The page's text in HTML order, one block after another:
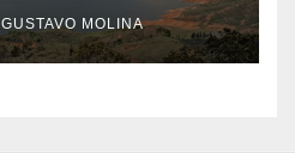
GUSTAVO MOLINA